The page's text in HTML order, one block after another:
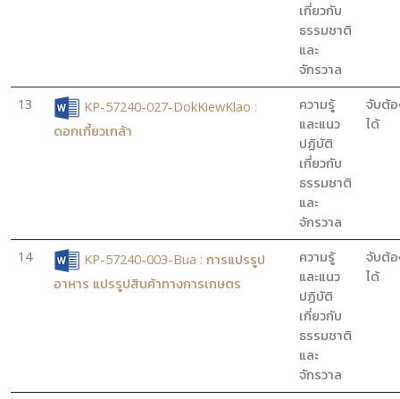
เกี่ยวกับ
ธรรมชาติ
และ
จักรวาล
13
KP-57240-027-DokKiewKlao :
ดอกเกี้ยวเกล้า
ความรู้
และแนว
ปฏิบัติ
เกี่ยวกับ
ธรรมชาติ
และ
จักรวาล
จับต้
ได้
14
KP-57240-003-Bua : การแปรรูป
อาหาร แปรรูปสินค้าทางการเกษตร
ความรู้
และแนว
ปฏิบัติ
เกี่ยวกับ
ธรรมชาติ
และ
จักรวาล
จับต้
ได้